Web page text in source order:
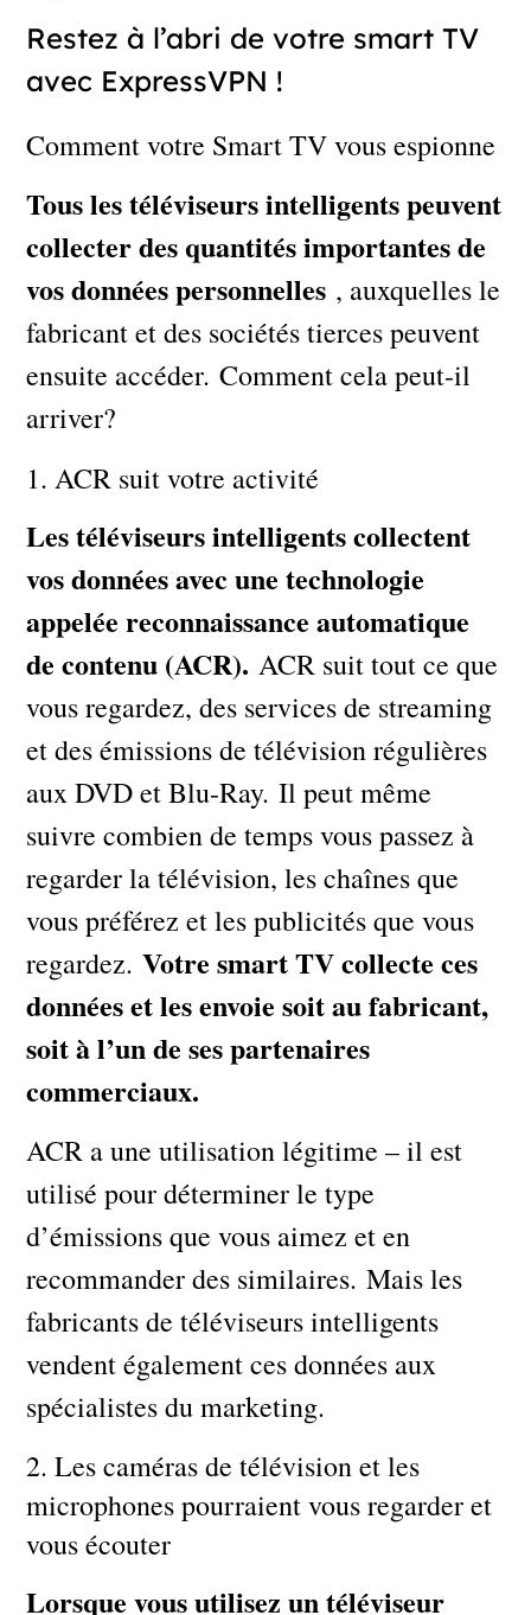
Restez à l’abri de votre smart TV
avec ExpressVPN !
Comment votre Smart TV vous espionne
Tous les téléviseurs intelligents peuvent
collecter des quantités importantes de
vos données personnelles , auxquelles le
fabricant et des sociétés tierces peuvent
ensuite accéder. Comment cela peut-il
arriver?
1. ACR suit votre activité
Les téléviseurs intelligents collectent
vos données avec une technologie
appelée reconnaissance automatique
de contenu (ACR).ACR suit tout ce que
vous regardez, des services de streaming
et des émissions de télévision régulières
aux DVD et Blu-Ray. Il peut même
suivre combien de temps vous passez à
regarder la télévision, les chaînes que
vous préférez et les publicités que vous
regardez.Votre smart TV collecte ces
données et les envoie soit au fabricant,
soit à l’un de ses partenaires
commerciaux.
ACR a une utilisation légitime – il est
utilisé pour déterminer le type
d’émissions que vous aimez et en
recommander des similaires. Mais les
fabricants de téléviseurs intelligents
vendent également ces données aux
spécialistes du marketing.
2. Les caméras de télévision et les
microphones pourraient vous regarder et
vous écouter
Lorsque vous utilisez un téléviseur